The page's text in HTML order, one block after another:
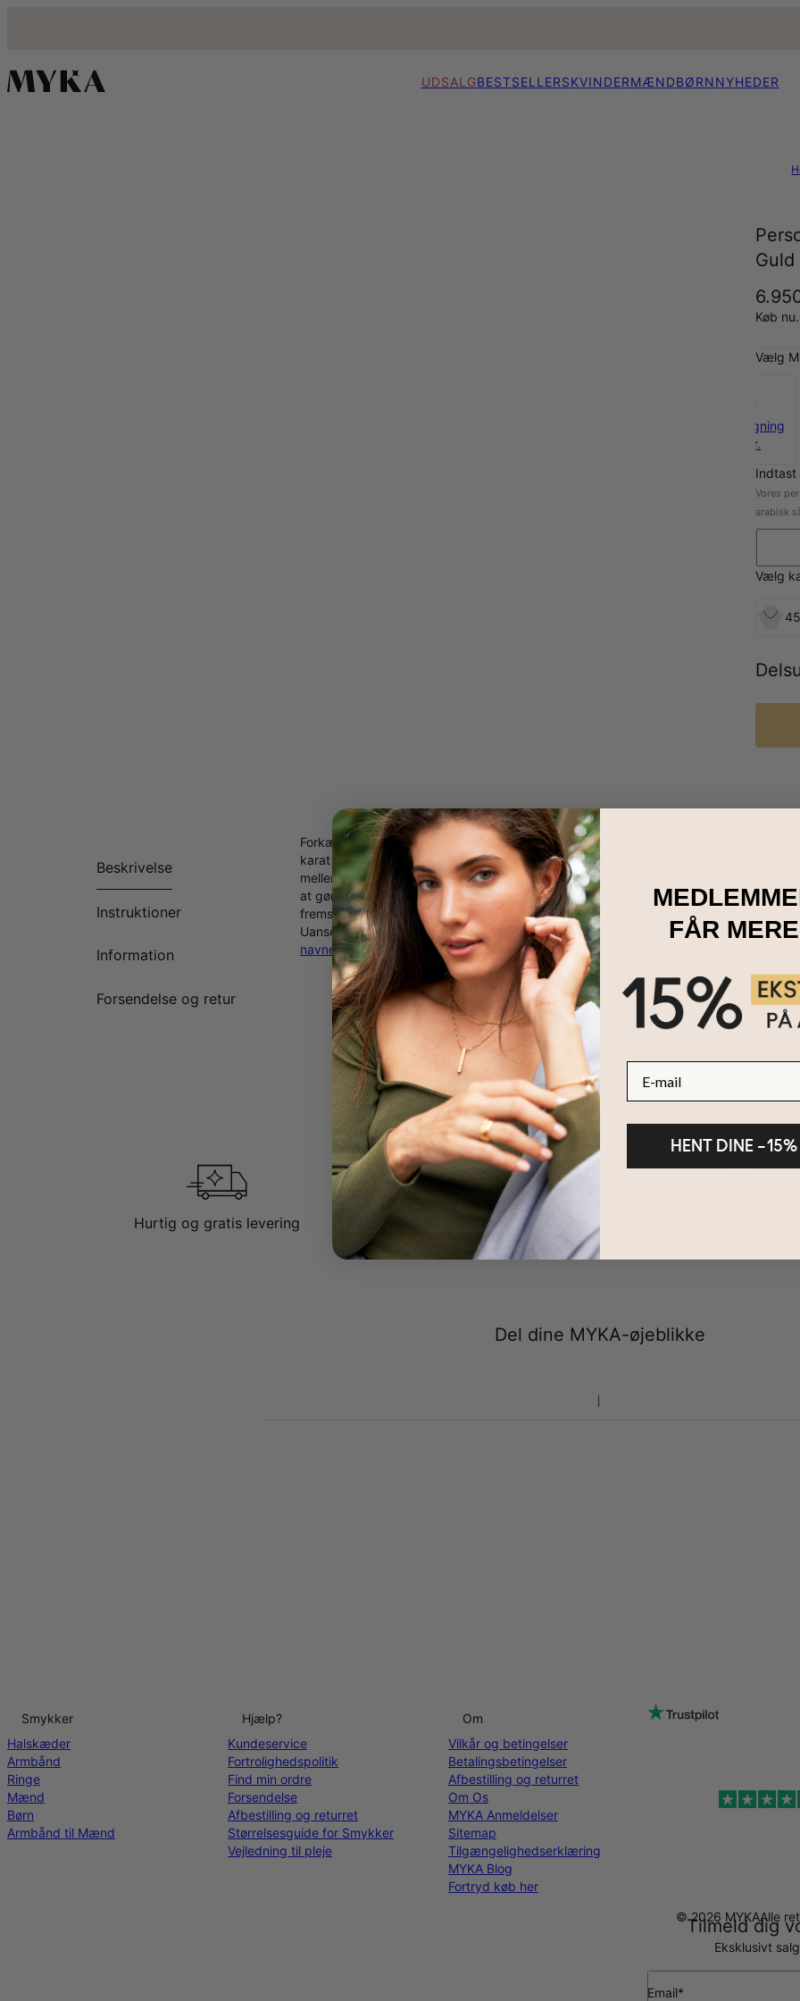
UDSALGBESTSELLERSKVINDERMÆNDBØRNNYHEDER
Guld
Køb
Vælg
Guldbelægning
563 kr.
Indtast
Vores
arabisk
Vælg
Beskrivelse
Instruktioner
Information
Forsendelse og retur
Forkæl dig selv eller en særlig person med den ultimative luksus: En personlig
karat guld, er en fantastisk tilføjelse til enhver smykkesamling takket være
mellemøstlige bogstaver. Den er individuelt håndlavet af 10k gult guld og er
at gøre fuldende looket. Du skal blot oplyse en inskription indeholdende op til 8
fremstiller dit enestående vedhæng! Denne smukke halskæde er også tilgængelig i
Uanset hvilken du vælger, vil den helt sikkert blive værdsat. Tag et kig rundt i vores
navnehalskædetil dig selv og til alle på din liste.
Hurtig og gratis levering 100 dages retur
Del dine MYKA-øjeblikke
Tilmeld dig
Eksklusivt
Email*
Smykker
Halskæder
Armbånd
Ringe
Mænd
Børn
Armbånd til Mænd
Hjælp?
Kundeservice
Fortrolighedspolitik
Find min ordre
Forsendelse
Afbestilling og returret
Størrelsesguide for Smykker
Vejledning til pleje
Om
Vilkår og betingelser
Betalingsbetingelser
Afbestilling og returret
Om Os
MYKA Anmeldelser
Sitemap
Tilgængelighedserklæring
MYKA Blog
Fortryd køb her
© 2026 MYKAAlle
FÅR MERE
HENT DINE –15%